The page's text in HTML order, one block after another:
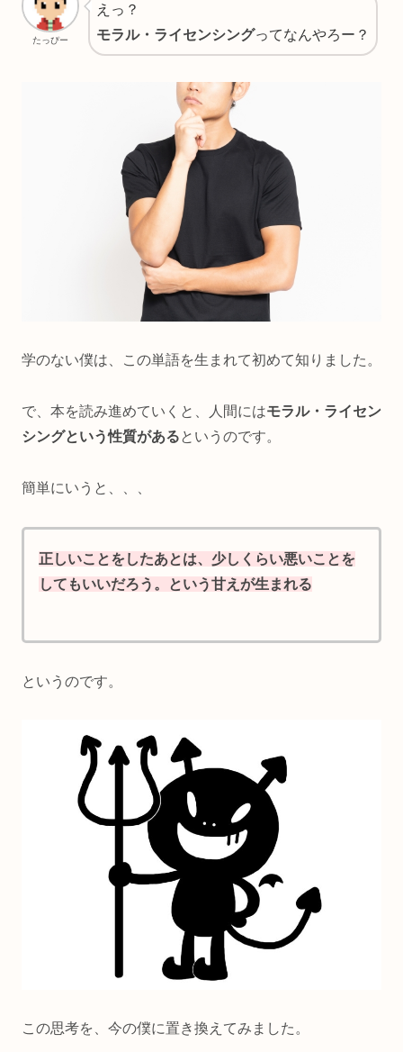
たっぴー
えっ？
モラル・ライセンシングってなんやろー？
学のない僕は、この単語を生まれて初めて知りました。
で、本を読み進めていくと、人間にはモラル・ライセン
シングという性質があるというのです。
簡単にいうと、、、
正しいことをしたあとは、少しくらい悪いことを
してもいいだろう。という甘えが生まれる
というのです。
この思考を、今の僕に置き換えてみました。